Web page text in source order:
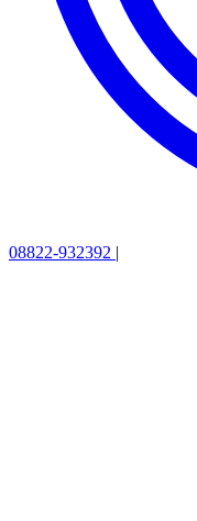
08822-932392 |